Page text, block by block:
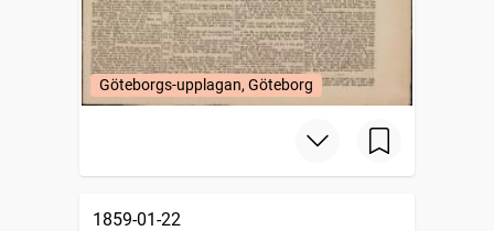
Göteborgs-upplagan, Göteborg
1859-01-22